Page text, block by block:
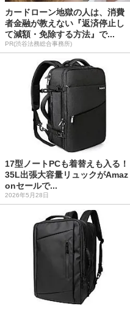
カードローン地獄の人は、消費
者金融が教えない『返済停止し
て減額・免除する方法』で...
PR(渋谷法務総合事務所)
17型ノートPCも着替えも入る！
35L出張大容量リュックがAmaz
onセールで...
2026年5月28日